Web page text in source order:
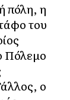
πόλη, η
του
Πόλεμο
ο